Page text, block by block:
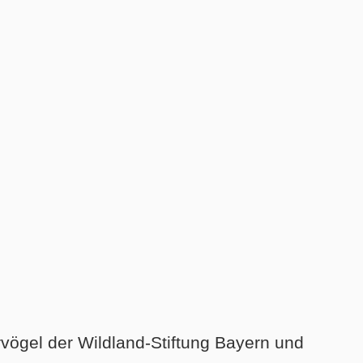
der Wildland-Stiftung Bayern und